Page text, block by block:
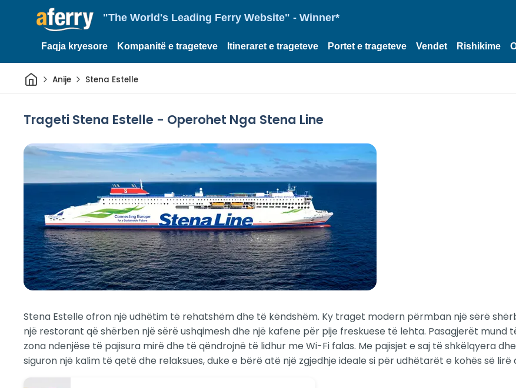
"The World's Leading Ferry Website" - Winner*
Faqja kryesore Kompanitë e trageteve Itineraret e trageteve Portet e trageteve Vendet Rishikime
ShtëpiAnije Stena Estelle
Trageti Stena Estelle - Operohet Nga Stena Line
Stena Estelle ofron një udhëtim të rehatshëm dhe të këndshëm. Ky traget modern përmban një sërë
një restorant që shërben një sërë ushqimesh dhe një kafene për pije freskuese të lehta. Pasagjerët mund
zona ndenjëse të pajisura mirë dhe të qëndrojnë të lidhur me Wi-Fi falas. Me pajisjet e saj të shkëlqyera
siguron një kalim të qetë dhe relaksues, duke e bërë atë një zgjedhje ideale si për udhëtarët e kohës së